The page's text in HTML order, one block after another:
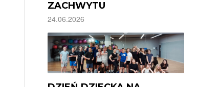
ZACHWYTU
24.06.2026